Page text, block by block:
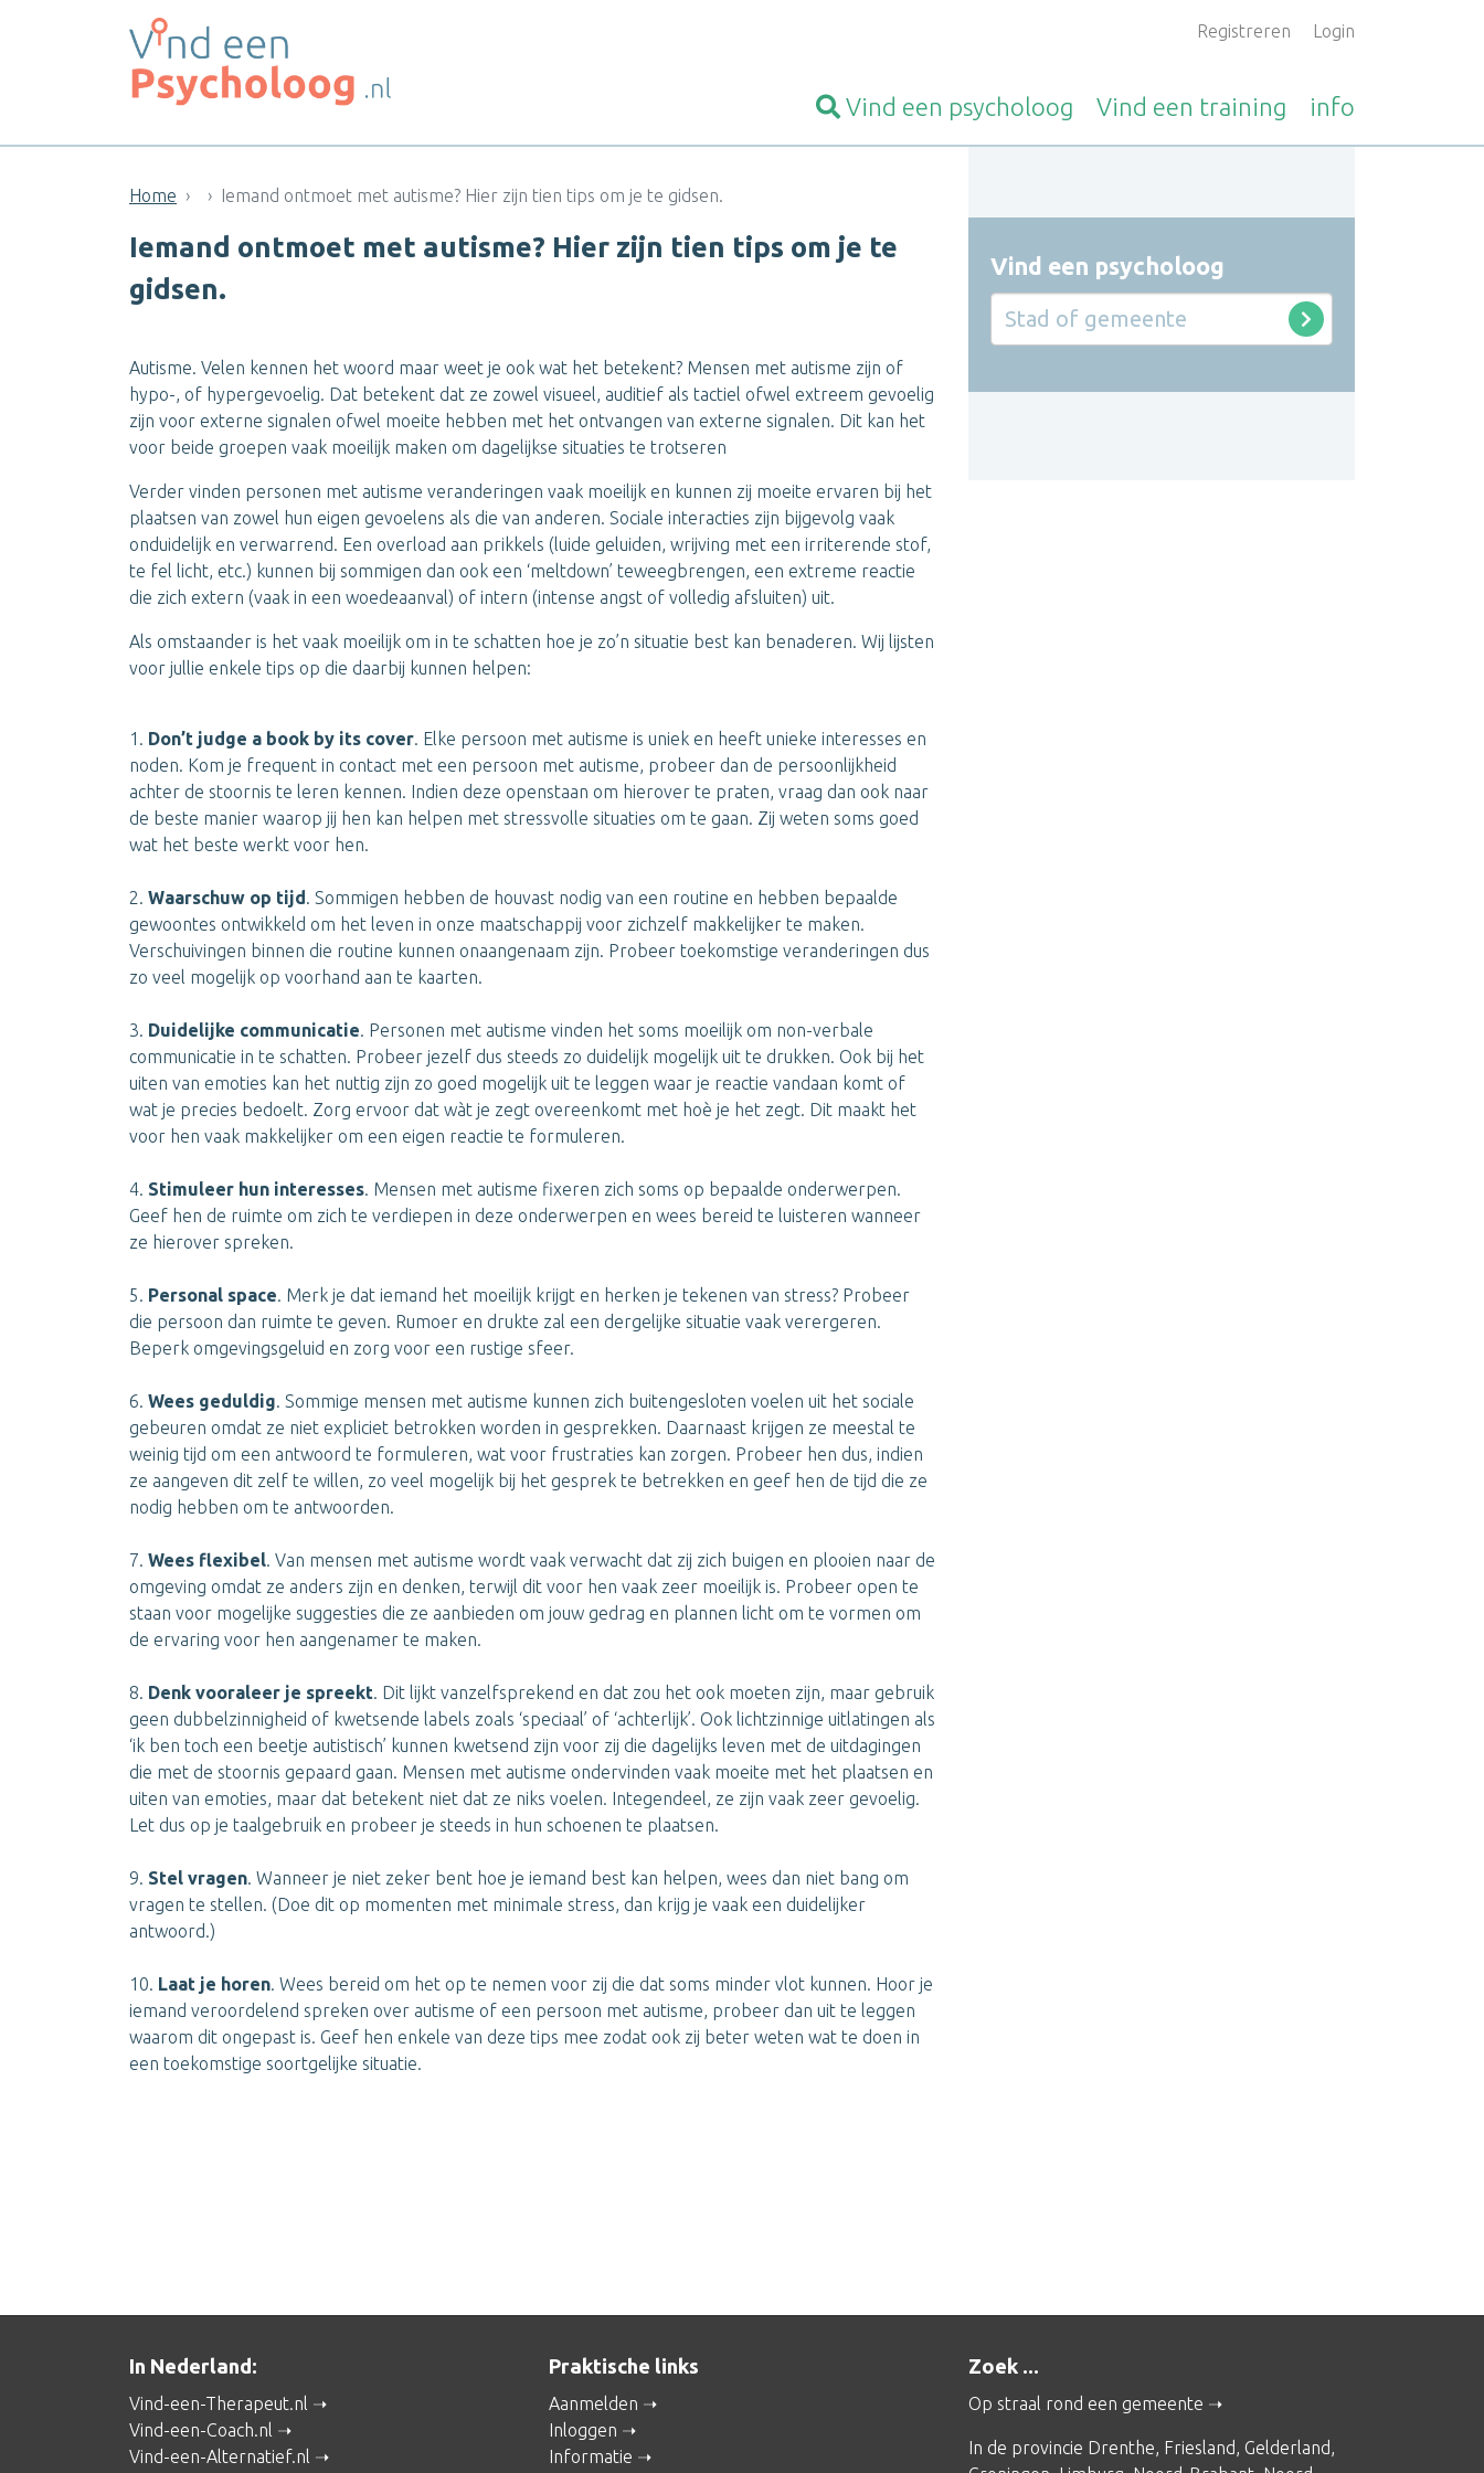
Registreren Login
Vind een psycholoog Vind een training info
Home Iemand ontmoet met autisme? Hier zijn tien tips om je te gidsen.
Iemand ontmoet met autisme? Hier zijn tien tips om je te
gidsen.
Autisme. Velen kennen het woord maar weet je ook wat het betekent? Mensen met autisme zijn of
hypo-, of hypergevoelig. Dat betekent dat ze zowel visueel, auditief als tactiel ofwel extreem gevoelig
zijn voor externe signalen ofwel moeite hebben met het ontvangen van externe signalen. Dit kan het
voor beide groepen vaak moeilijk maken om dagelijkse situaties te trotseren
Verder vinden personen met autisme veranderingen vaak moeilijk en kunnen zij moeite ervaren bij het
plaatsen van zowel hun eigen gevoelens als die van anderen. Sociale interacties zijn bijgevolg vaak
onduidelijk en verwarrend. Een overload aan prikkels (luide geluiden, wrijving met een irriterende stof,
te fel licht, etc.) kunnen bij sommigen dan ook een ‘meltdown’ teweegbrengen, een extreme reactie
die zich extern (vaak in een woedeaanval) of intern (intense angst of volledig afsluiten) uit.
Als omstaander is het vaak moeilijk om in te schatten hoe je zo’n situatie best kan benaderen. Wij lijsten
voor jullie enkele tips op die daarbij kunnen helpen:
1. Don’t judge a book by its cover. Elke persoon met autisme is uniek en heeft unieke interesses en
noden. Kom je frequent in contact met een persoon met autisme, probeer dan de persoonlijkheid
achter de stoornis te leren kennen. Indien deze openstaan om hierover te praten, vraag dan ook naar
de beste manier waarop jij hen kan helpen met stressvolle situaties om te gaan. Zij weten soms goed
wat het beste werkt voor hen.
2. Waarschuw op tijd. Sommigen hebben de houvast nodig van een routine en hebben bepaalde
gewoontes ontwikkeld om het leven in onze maatschappij voor zichzelf makkelijker te maken.
Verschuivingen binnen die routine kunnen onaangenaam zijn. Probeer toekomstige veranderingen dus
zo veel mogelijk op voorhand aan te kaarten.
3. Duidelijke communicatie. Personen met autisme vinden het soms moeilijk om non-verbale
communicatie in te schatten. Probeer jezelf dus steeds zo duidelijk mogelijk uit te drukken. Ook bij het
uiten van emoties kan het nuttig zijn zo goed mogelijk uit te leggen waar je reactie vandaan komt of
wat je precies bedoelt. Zorg ervoor dat wàt je zegt overeenkomt met hoè je het zegt. Dit maakt het
voor hen vaak makkelijker om een eigen reactie te formuleren.
4. Stimuleer hun interesses. Mensen met autisme fixeren zich soms op bepaalde onderwerpen.
Geef hen de ruimte om zich te verdiepen in deze onderwerpen en wees bereid te luisteren wanneer
ze hierover spreken.
5. Personal space. Merk je dat iemand het moeilijk krijgt en herken je tekenen van stress? Probeer
die persoon dan ruimte te geven. Rumoer en drukte zal een dergelijke situatie vaak verergeren.
Beperk omgevingsgeluid en zorg voor een rustige sfeer.
6. Wees geduldig. Sommige mensen met autisme kunnen zich buitengesloten voelen uit het sociale
gebeuren omdat ze niet expliciet betrokken worden in gesprekken. Daarnaast krijgen ze meestal te
weinig tijd om een antwoord te formuleren, wat voor frustraties kan zorgen. Probeer hen dus, indien
ze aangeven dit zelf te willen, zo veel mogelijk bij het gesprek te betrekken en geef hen de tijd die ze
nodig hebben om te antwoorden.
7. Wees flexibel. Van mensen met autisme wordt vaak verwacht dat zij zich buigen en plooien naar de
omgeving omdat ze anders zijn en denken, terwijl dit voor hen vaak zeer moeilijk is. Probeer open te
staan voor mogelijke suggesties die ze aanbieden om jouw gedrag en plannen licht om te vormen om
de ervaring voor hen aangenamer te maken.
8. Denk vooraleer je spreekt. Dit lijkt vanzelfsprekend en dat zou het ook moeten zijn, maar gebruik
geen dubbelzinnigheid of kwetsende labels zoals ‘speciaal’ of ‘achterlijk’. Ook lichtzinnige uitlatingen als
‘ik ben toch een beetje autistisch’ kunnen kwetsend zijn voor zij die dagelijks leven met de uitdagingen
die met de stoornis gepaard gaan. Mensen met autisme ondervinden vaak moeite met het plaatsen en
uiten van emoties, maar dat betekent niet dat ze niks voelen. Integendeel, ze zijn vaak zeer gevoelig.
Let dus op je taalgebruik en probeer je steeds in hun schoenen te plaatsen.
9. Stel vragen. Wanneer je niet zeker bent hoe je iemand best kan helpen, wees dan niet bang om
vragen te stellen. (Doe dit op momenten met minimale stress, dan krijg je vaak een duidelijker
antwoord.)
10. Laat je horen. Wees bereid om het op te nemen voor zij die dat soms minder vlot kunnen. Hoor je
iemand veroordelend spreken over autisme of een persoon met autisme, probeer dan uit te leggen
waarom dit ongepast is. Geef hen enkele van deze tips mee zodat ook zij beter weten wat te doen in
een toekomstige soortgelijke situatie.
Vind een psycholoog
In Nederland:
Vind-een-Therapeut.nl
Vind-een-Coach.nl
Vind-een-Alternatief.nl
Praktische links
Aanmelden
Inloggen
Informatie
Zoek ...
Op straal rond een gemeente
In de provincie Drenthe, Friesland, Gelderland,